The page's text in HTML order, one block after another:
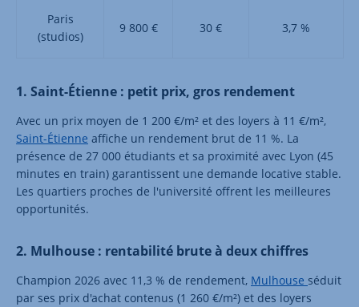
Paris
(studios)
9 800 € 30 € 3,7 %
1. Saint-Étienne : petit prix, gros rendement
Avec un prix moyen de 1 200 €/m² et des loyers à 11 €/m²,
Saint-Étienne affiche un rendement brut de 11 %. La
présence de 27 000 étudiants et sa proximité avec Lyon (45
minutes en train) garantissent une demande locative stable.
Les quartiers proches de l'université offrent les meilleures
opportunités.
2. Mulhouse : rentabilité brute à deux chiffres
Champion 2026 avec 11,3 % de rendement, Mulhouse séduit
par ses prix d'achat contenus (1 260 €/m²) et des loyers